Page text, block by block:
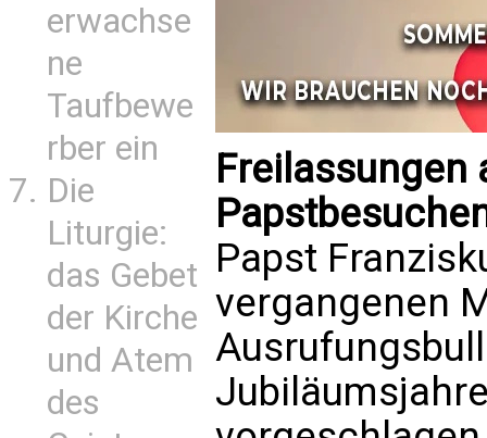
erwachse
ne
Taufbewe
rber ein
Die
Liturgie:
das Gebet
der Kirche
und Atem
des
Freilassungen
Papst
vergangenen